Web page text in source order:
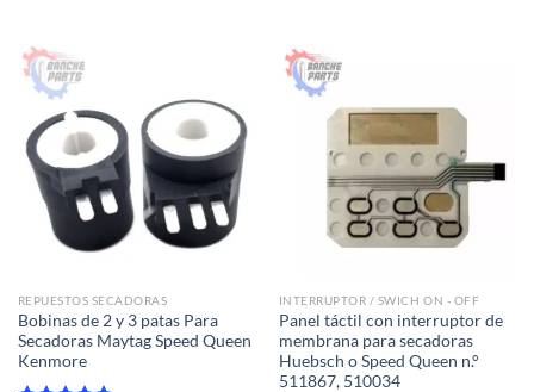
REPUESTOS SECADORAS
Bobinas de 2 y 3 patas Para
Secadoras Maytag Speed Queen
Kenmore
INTERRUPTOR / SWICH ON - OFF
Panel táctil con interruptor de
membrana para secadoras
Huebsch o Speed ​​Queen n.°
511867, 510034